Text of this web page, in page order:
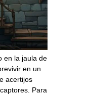
en la jaula de
en un
acertijos
Para